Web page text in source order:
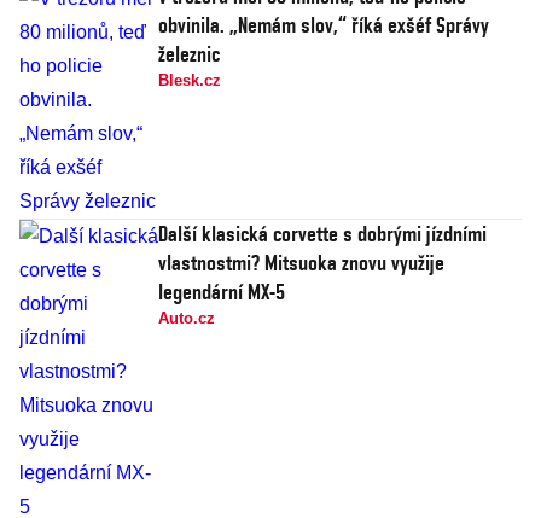
obvinila. „Nemám slov,“ říká exšéf Správy
železnic
Blesk.cz
Další klasická corvette s dobrými jízdními
vlastnostmi? Mitsuoka znovu využije
legendární MX-5
Auto.cz